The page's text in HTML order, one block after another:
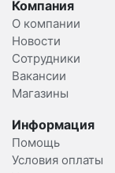
Компания
О компании
Новости
Сотрудники
Вакансии
Магазины
Информация
Помощь
Условия оплаты